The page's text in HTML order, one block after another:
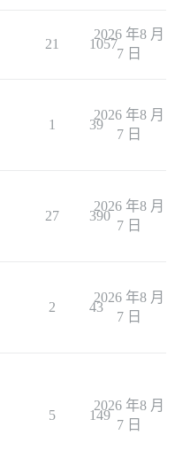
21 1057
2026 年8 月
7 日
1 39
2026 年8 月
7 日
27 390
2026 年8 月
7 日
2 43
2026 年8 月
7 日
5 149
2026 年8 月
7 日